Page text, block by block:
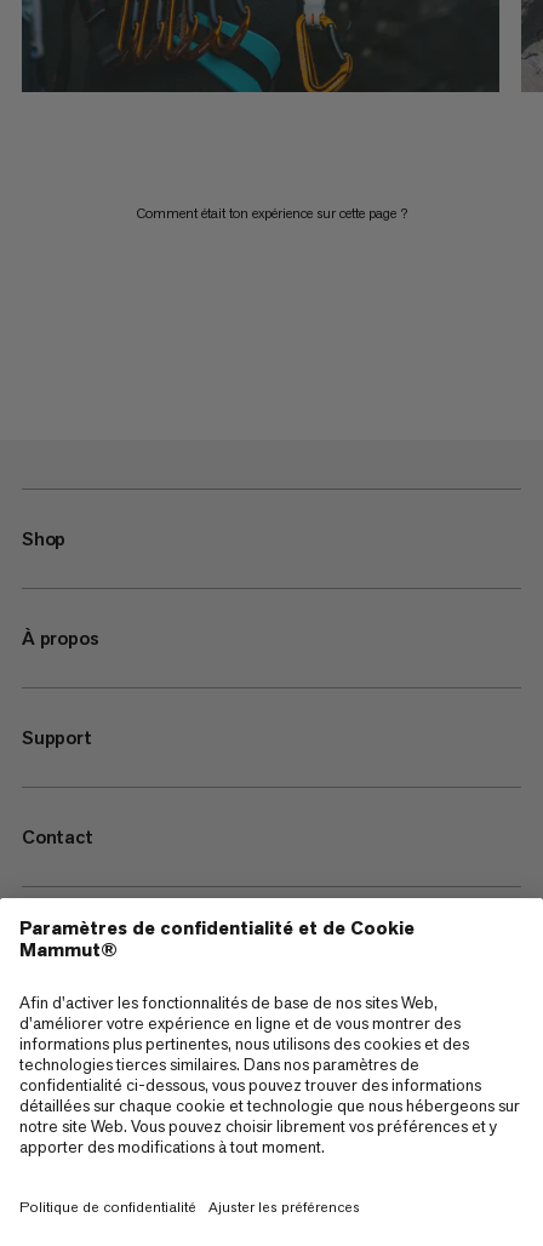
Comment était ton expérience sur cette page ?
Shop
À propos
Support
Contact
—
Sitemap
Cookies
Mentions Légales